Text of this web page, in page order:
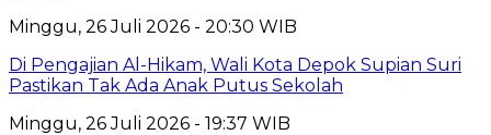
Minggu, 26 Juli 2026 - 20:30 WIB
Di Pengajian Al-Hikam, Wali Kota Depok Supian Suri
Pastikan Tak Ada Anak Putus Sekolah
Minggu, 26 Juli 2026 - 19:37 WIB